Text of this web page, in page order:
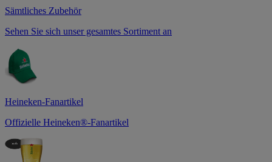
Sämtliches Zubehör
Sehen Sie sich unser gesamtes Sortiment an
Heineken-Fanartikel
Offizielle Heineken®-Fanartikel